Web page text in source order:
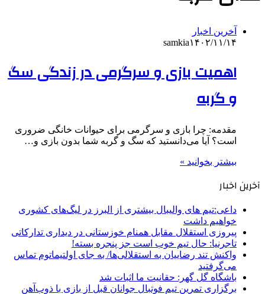
آخرین اخبار
samkia۱۴۰۲/۱۱/۱۴
اهمیت بازی و سرگرمی در زندگی سگ
و گربه
مقدمه: چرا بازی و سرگرمی برای حیوانات خانگی ضروری
است؟ آیا می‌دانستید که سگ و گربه شما بدون بازی و…
بیشتر بخوانید »
آخرین اخبار
داعی:تیم های والیبال بیشتری از البرز در لیگ‌های کشوری
خواهیم داشت
پیروزی استقلال مقابل همنام خوزستانی در دیداری تدارکاتی
تاجرنیا: حال تیم خوب است جز پنجره بسته!
واکنش تند رضاییان به استقلالی‌ها/ به جای اولتیماتوم تماس
می‌گرفتید
باشگاه گل گهر: حقانیت ما اثبات شد
برگزاری تمرین تیم فوتبال جوانان قبل از بازی با ذوب‌آهن